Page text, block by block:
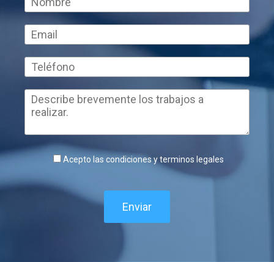
Acepto las condiciones y terminos legales
Enviar